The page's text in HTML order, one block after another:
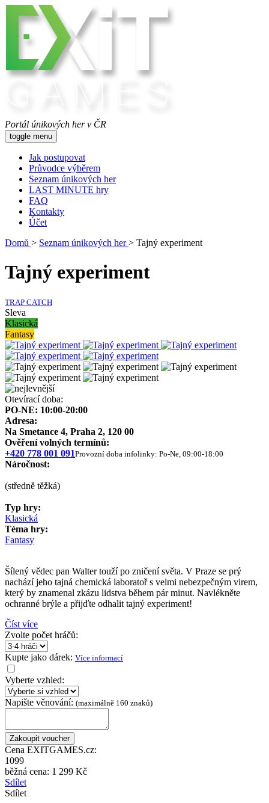
Portál únikových her v ČR
toggle menu
Jak postupovat
Průvodce výběrem
Seznam únikových her
LAST MINUTE hry
FAQ
Kontakty
Účet
Domů > Seznam únikových her > Tajný experiment
Tajný experiment
TRAP CATCH
Sleva
Klasická
Fantasy
Otevírací doba:
PO-NE: 10:00-20:00
Adresa:
Na Smetance 4, Praha 2, 120 00
Ověření volných termínů:
+420 778 001 091Provozní doba infolinky: Po-Ne, 09:00-18:00
Náročnost:
(středně těžká)
Typ hry:
Klasická
Téma hry:
Fantasy
Šílený vědec pan Walter touží po zničení světa. V Praze se prý
nachází jeho tajná chemická laboratoř s velmi nebezpečným virem,
který by znamenal zkázu lidstva během pár minut. Navlékněte
ochranné brýle a přijďte odhalit tajný experiment!
Číst více
Zvolte počet hráčů:
Kupte jako dárek: Více informací
Vyberte vzhled:
Napište věnování: (maximálně 160 znaků)
Cena EXITGAMES.cz:
1099
běžná cena: 1 299 Kč
Sdílet
Sdílet